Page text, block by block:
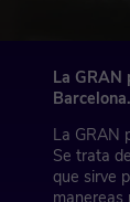
La GRAN
Barcelona.
La GRAN
Se trata
que sirve